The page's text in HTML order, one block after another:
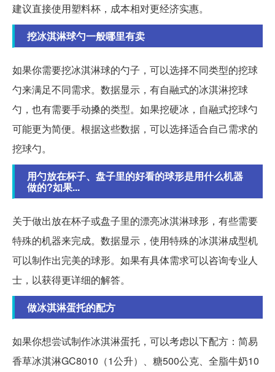
建议直接使用塑料杯，成本相对更经济实惠。
挖冰淇淋球勺一般哪里有卖
如果你需要挖冰淇淋球的勺子，可以选择不同类型的挖球
勺来满足不同需求。数据显示，有自融式的冰淇淋挖球
勺，也有需要手动搡的类型。如果挖硬冰，自融式挖球勺
可能更为简便。根据这些数据，可以选择适合自己需求的
挖球勺。
用勺放在杯子、盘子里的好看的球形是用什么机器
做的?如果...
关于做出放在杯子或盘子里的漂亮冰淇淋球形，有些需要
特殊的机器来完成。数据显示，使用特殊的冰淇淋成型机
可以制作出完美的球形。如果有具体需求可以咨询专业人
士，以获得更详细的解答。
做冰淇淋蛋托的配方
如果你想尝试制作冰淇淋蛋托，可以考虑以下配方：简易
香草冰淇淋GC8010（1公升）、糖500公克、全脂牛奶10